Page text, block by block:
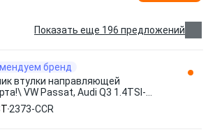
Показать еще 196 предложений
бренд
втулки направляющей
VW Passat, Audi Q3 1.4TSI-
05> 2373-CCR FEBEST
2373-CCR